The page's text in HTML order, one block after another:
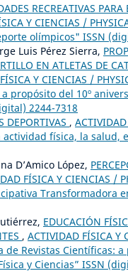
RECREATIVAS PARA
Y CIENCIAS /
olímpicos" ISSN
Luis Pérez Sierra,
EN ATLETAS DE
Y CIENCIAS /
propósito del 10º
2244-7318
DEPORTIVAS ,
actividad física, la
D’Amico López,
FÍSICA Y CIENCIAS /
Transformadora
EDUCACIÓN
, ACTIVIDAD FÍSICA Y
de Revistas Científicas:
y Ciencias” ISSN